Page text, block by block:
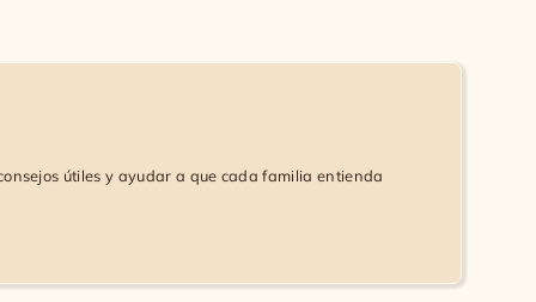
útiles y ayudar a que cada familia entienda